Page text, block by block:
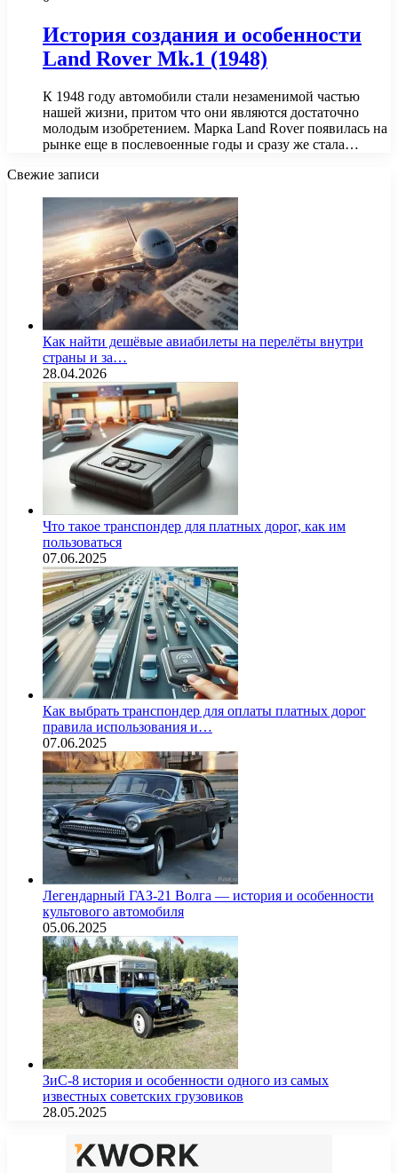
История создания и особенности
Land Rover Mk.1 (1948)
К 1948 году автомобили стали незаменимой частью
нашей жизни, притом что они являются достаточно
молодым изобретением. Марка Land Rover появилась на
рынке еще в послевоенные годы и сразу же стала…
Свежие записи
Как найти дешёвые авиабилеты на перелёты внутри
страны и за…
28.04.2026
Что такое транспондер для платных дорог, как им
пользоваться
07.06.2025
Как выбрать транспондер для оплаты платных дорог
правила использования и…
07.06.2025
Легендарный ГАЗ-21 Волга — история и особенности
культового автомобиля
05.06.2025
ЗиС-8 история и особенности одного из самых
известных советских грузовиков
28.05.2025